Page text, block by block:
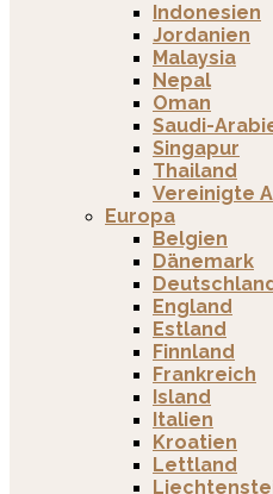
Indonesien
Jordanien
Malaysia
Nepal
Oman
Saudi-
Singapur
Thailand
Vereinigte
Europa
Belgien
Dänemark
England
Estland
Finnland
Frankreich
Island
Italien
Kroatien
Lettland